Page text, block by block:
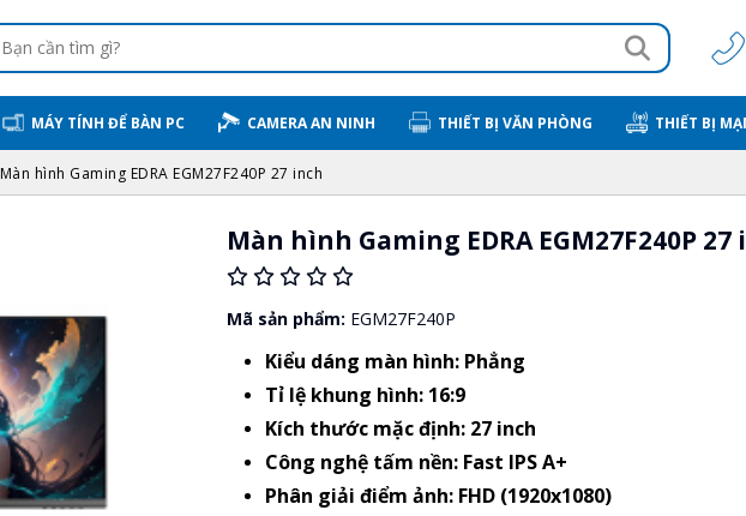
MÁY TÍNH ĐỂ BÀN PC CAMERA AN NINH THIẾT BỊ VĂN PHÒNG THIẾT BỊ
Màn hình Gaming EDRA EGM27F240P 27 inch
Màn hình Gaming EDRA EGM27F240P 27
Mã sản phẩm: EGM27F240P
Kiểu dáng màn hình: Phẳng
Tỉ lệ khung hình: 16:9
Kích thước mặc định: 27 inch
Công nghệ tấm nền: Fast IPS A+
Phân giải điểm ảnh: FHD (1920x1080)